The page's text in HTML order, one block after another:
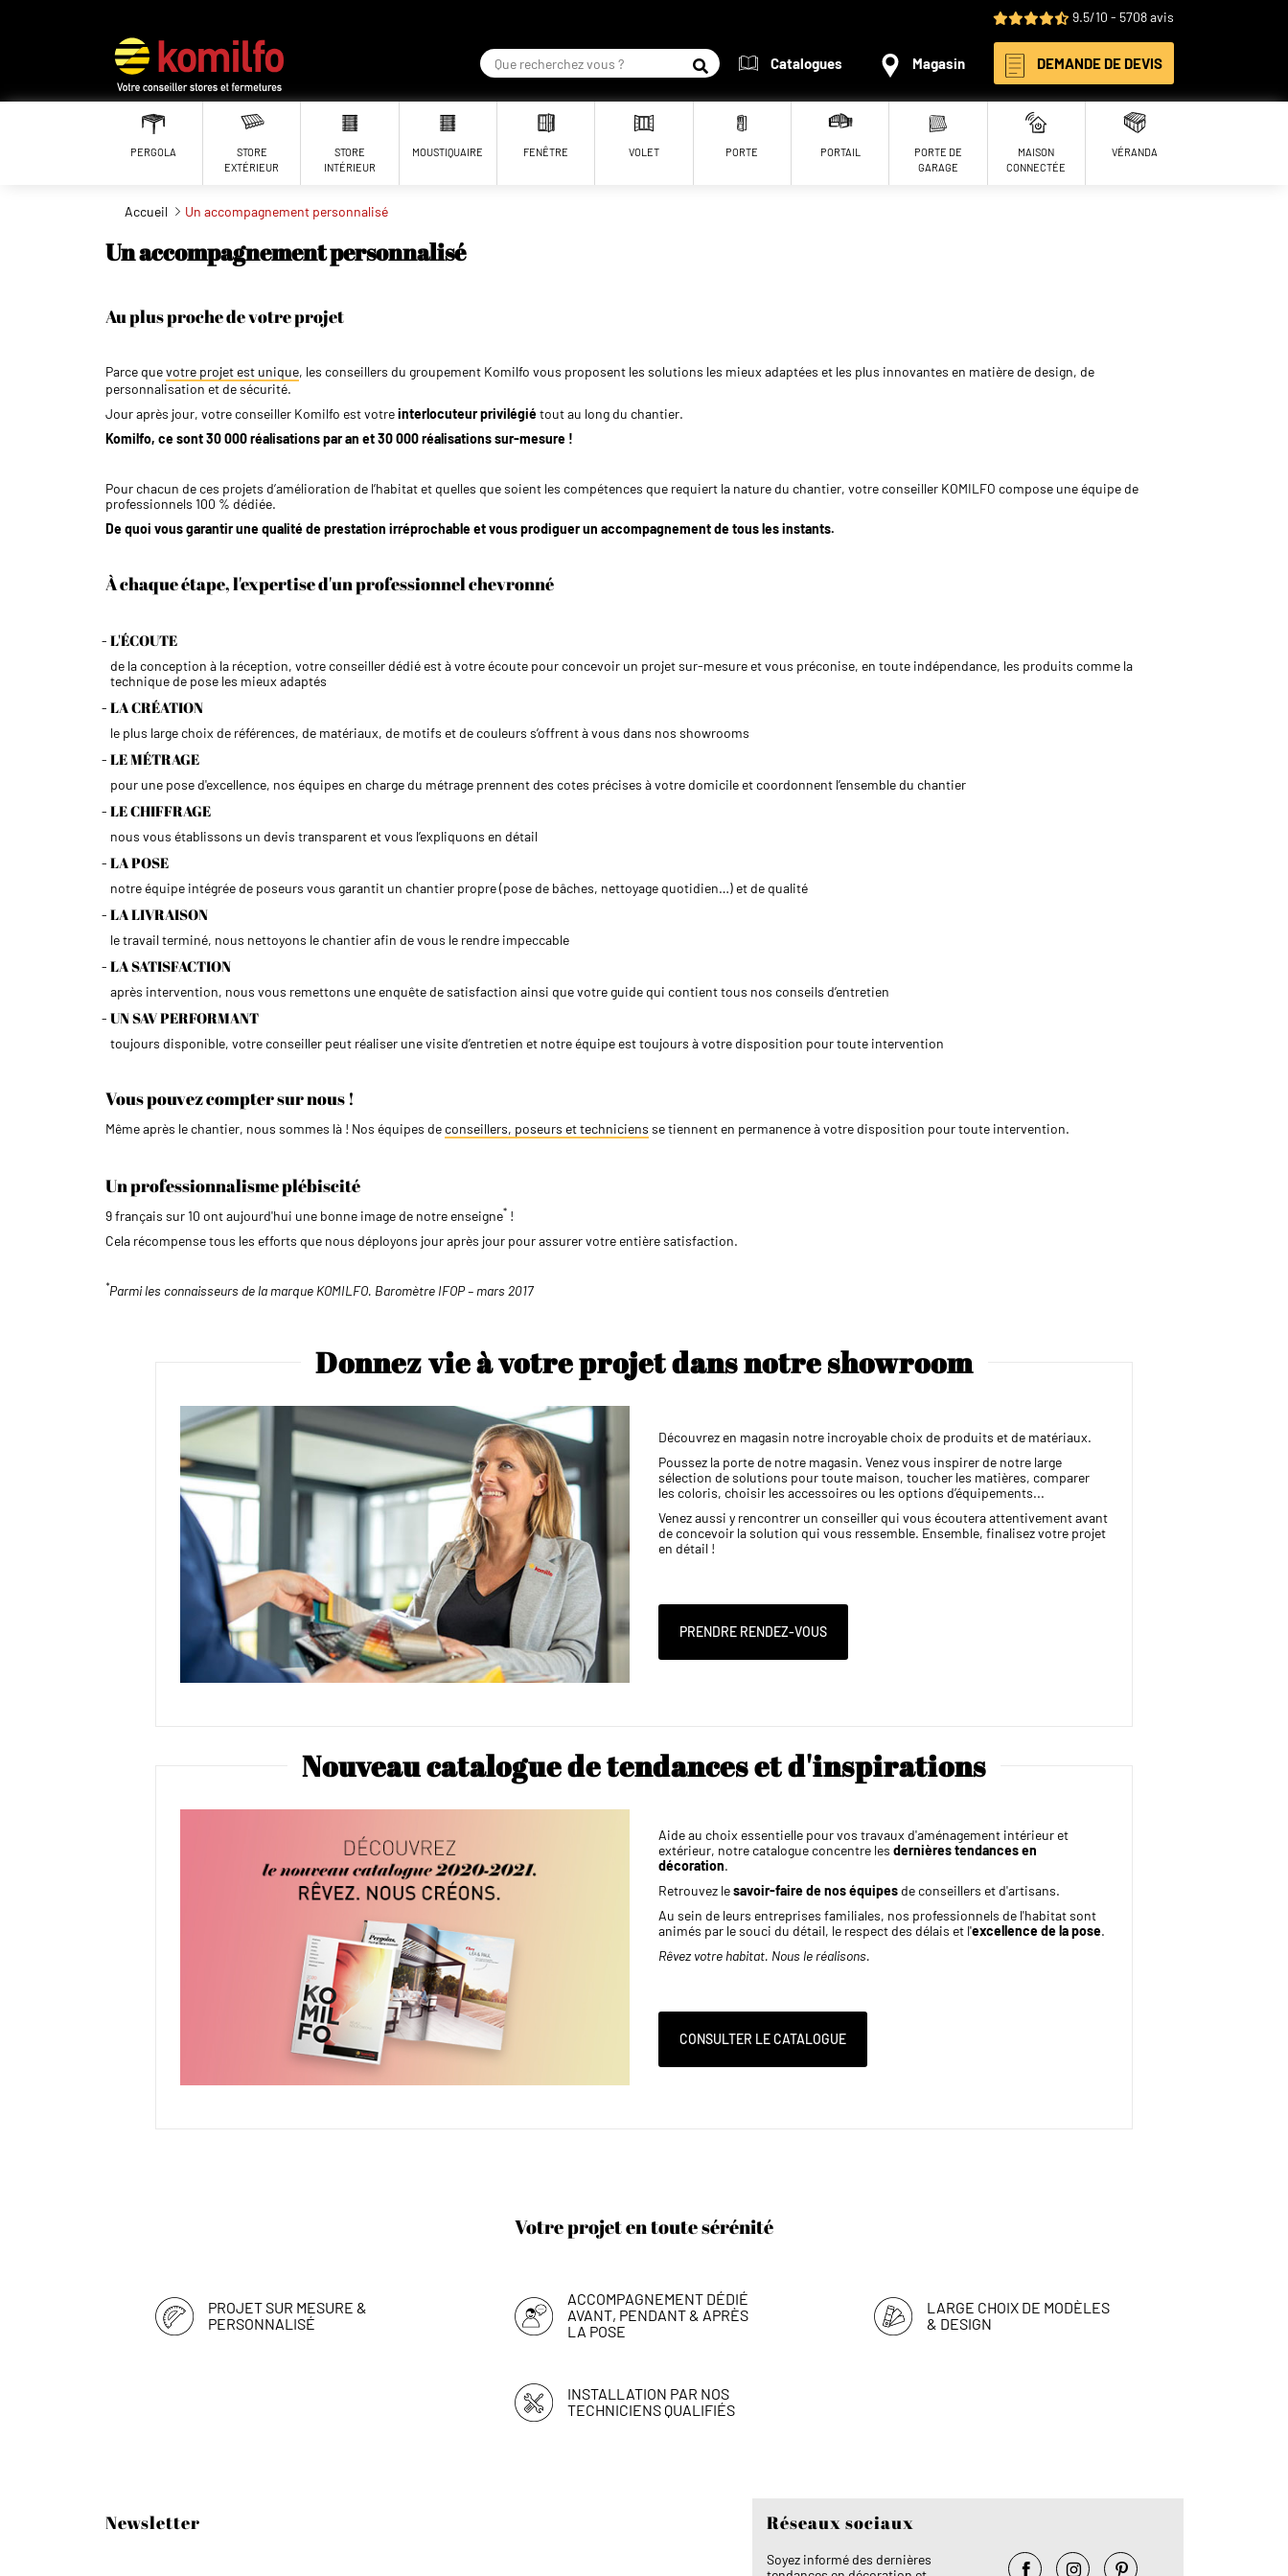
9.5/10 - 5708 avis
RECHERCHERCatalogues Magasin DEMANDE DE DEVIS
PERGOLA
STORE
EXTÉRIEUR
STORE
INTÉRIEUR
MOUSTIQUAIRE FENÊTRE VOLET PORTE PORTAIL
PORTE DE
GARAGE
MAISON
CONNECTÉE
VÉRANDA
Accueil Un accompagnement personnalisé
Un accompagnement personnalisé
Au plus proche de votre projet
Parce quevotre projet est unique, les conseillers du groupement Komilfo vous proposent les solutions les mieux adaptées et les plus innovantes en matière de design, de
personnalisation et de sécurité.
Jour après jour, votre conseiller Komilfo est votreinterlocuteur privilégiétout au long du chantier.
Komilfo, ce sont 30 000 réalisations par an et 30 000 réalisations sur-mesure !
Pour chacun de ces projets d’amélioration de l’habitat et quelles que soient les compétences que requiert la nature du chantier, votre conseiller KOMILFO compose une équipe de
professionnels 100 % dédiée.
De quoi vous garantir une qualité de prestation irréprochable et vous prodiguer un accompagnement de tous les instants.
À chaque étape, l'expertise d'un professionnel chevronné
L'ÉCOUTE
de la conception à la réception, votre conseiller dédié est à votre écoute pour concevoir un projet sur-mesure et vous préconise, en toute indépendance, les produits comme la
technique de pose les mieux adaptés
LA CRÉATION
le plus large choix de références, de matériaux, de motifs et de couleurs s’offrent à vous dans nos showrooms
LE MÉTRAGE
pour une pose d'excellence, nos équipes en charge du métrage prennent des cotes précises à votre domicile et coordonnent l’ensemble du chantier
LE CHIFFRAGE
nous vous établissons un devis transparent et vous l’expliquons en détail
LA POSE
notre équipe intégrée de poseurs vous garantit un chantier propre (pose de bâches, nettoyage quotidien…) et de qualité
LA LIVRAISON
le travail terminé, nous nettoyons le chantier afin de vous le rendre impeccable
LA SATISFACTION
après intervention, nous vous remettons une enquête de satisfaction ainsi que votre guide qui contient tous nos conseils d’entretien
UN SAV PERFORMANT
toujours disponible, votre conseiller peut réaliser une visite d’entretien et notre équipe est toujours à votre disposition pour toute intervention
Vous pouvez compter sur nous !
Même après le chantier, nous sommes là ! Nos équipes deconseillers, poseurs et techniciens se tiennent en permanence à votre disposition pour toute intervention.
Un professionnalisme plébiscité
9 français sur 10 ont aujourd'hui une bonne image de notre enseigne* !
Cela récompense tous les efforts que nous déployons jour après jour pour assurer votre entière satisfaction.
*Parmi les connaisseurs de la marque KOMILFO. Baromètre IFOP – mars 2017
Donnez vie à votre projet dans notre showroom
Découvrez en magasin notre incroyable choix de produits et de matériaux.
Poussez la porte de notre magasin. Venez vous inspirer de notre large
sélection de solutions pour toute maison, toucher les matières, comparer
les coloris, choisir les accessoires ou les options d’équipements...
Venez aussi y rencontrer un conseiller qui vous écoutera attentivement avant
de concevoir la solution qui vous ressemble. Ensemble, finalisez votre projet
en détail !
PRENDRE RENDEZ-VOUS
Nouveau catalogue de tendances et d'inspirations
Aide au choix essentielle pour vos travaux d'aménagement intérieur et
extérieur, notre catalogue concentre les dernières tendances en
décoration.
Retrouvez lesavoir-faire de nos équipes de conseillers et d'artisans.
Au sein de leurs entreprises familiales, nos professionnels de l'habitat sont
animés par le souci du détail, le respect des délais et l'excellence de la pose.
Rêvez votre habitat. Nous le réalisons.
CONSULTER LE CATALOGUE
Votre projet en toute sérénité
PROJET SUR MESURE &
PERSONNALISÉ
ACCOMPAGNEMENT DÉDIÉ
AVANT, PENDANT & APRÈS
LA POSE
LARGE CHOIX DE MODÈLES
& DESIGN
INSTALLATION PAR NOS
TECHNICIENS QUALIFIÉS
Newsletter Réseaux sociaux
Soyez informé des dernières